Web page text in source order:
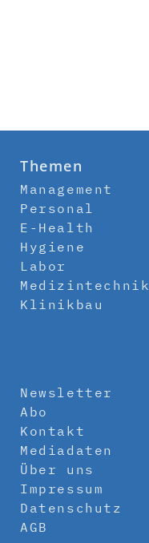
Themen
Management
Personal
E-Health
Hygiene
Labor
Medizintechnik
Klinikbau
Newsletter
Abo
Kontakt
Mediadaten
Über uns
Impressum
Datenschutz
AGB